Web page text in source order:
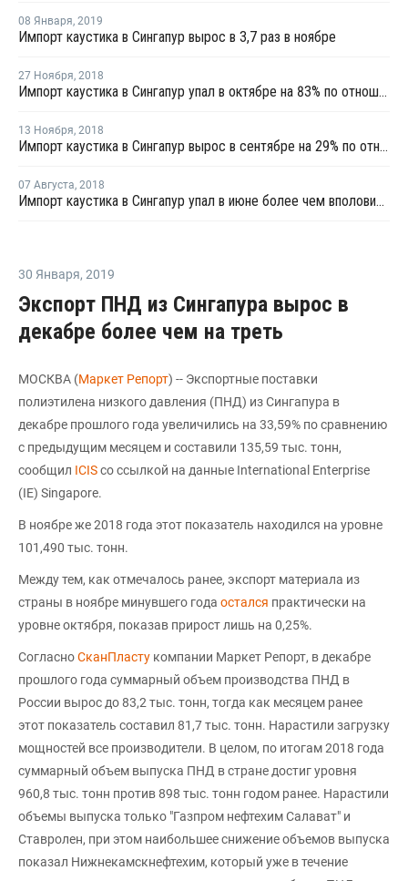
08 Января, 2019
Импорт каустика в Сингапур вырос в 3,7 раз в ноябре
27 Ноября, 2018
Импорт каустика в Сингапур упал в октябре на 83% по отношению к сентябрю
13 Ноября, 2018
Импорт каустика в Сингапур вырос в сентябре на 29% по отношению к августу
07 Августа, 2018
Импорт каустика в Сингапур упал в июне более чем вполовину по отношению к маю
30 Января, 2019
Экспорт ПНД из Сингапура вырос в
декабре более чем на треть
МОСКВА (Маркет Репорт) -- Экспортные поставки
полиэтилена низкого давления (ПНД) из Сингапура в
декабре прошлого года увеличились на 33,59% по сравнению
с предыдущим месяцем и составили 135,59 тыс. тонн,
сообщил ICISсо ссылкой на данные International Enterprise
(IE) Singapore.
В ноябре же 2018 года этот показатель находился на уровне
101,490 тыс. тонн.
Между тем, как отмечалось ранее, экспорт материала из
страны в ноябре минувшего года остался практически на
уровне октября, показав прирост лишь на 0,25%.
СогласноСканПласту компании Маркет Репорт, в декабре
прошлого года суммарный объем производства ПНД в
России вырос до 83,2 тыс. тонн, тогда как месяцем ранее
этот показатель составил 81,7 тыс. тонн. Нарастили загрузку
мощностей все производители. В целом, по итогам 2018 года
суммарный объем выпуска ПНД в стране достиг уровня
960,8 тыс. тонн против 898 тыс. тонн годом ранее. Нарастили
объемы выпуска только "Газпром нефтехим Салават" и
Ставролен, при этом наибольшее снижение объемов выпуска
показал Нижнекамскнефтехим, который уже в течение